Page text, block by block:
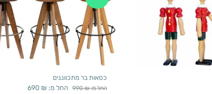
כסאות בר מתכווננים
החל מ: 990₪ החל מ: 690 ₪